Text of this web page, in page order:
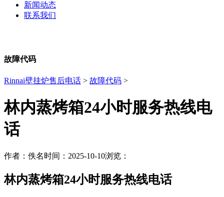
新闻动态
联系我们
故障代码
Rinnai壁挂炉售后电话 > 故障代码 >
林内蒸烤箱24小时服务热线电
话
作者：佚名时间：2025-10-10浏览：
林内蒸烤箱24小时服务热线电话